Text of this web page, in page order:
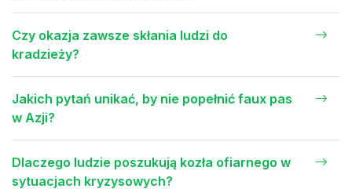
Czy okazja zawsze skłania ludzi do
kradzieży?
Jakich pytań unikać, by nie popełnić faux pas
w Azji?
Dlaczego ludzie poszukują kozła ofiarnego w
sytuacjach kryzysowych?